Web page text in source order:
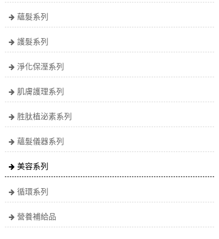
蘊髮系列
護髮系列
淨化保溼系列
肌膚護理系列
胜肽植泌素系列
蘊髮儀器系列
美容系列
循環系列
營養補給品